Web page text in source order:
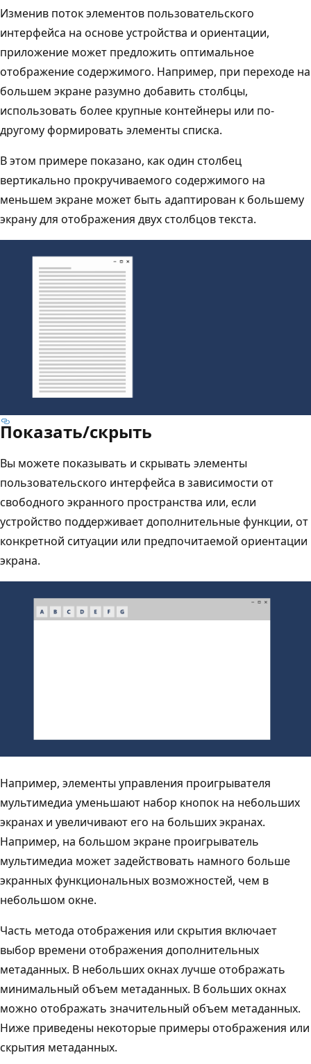
Изменив поток элементов пользовательского
интерфейса на основе устройства и ориентации,
приложение может предложить оптимальное
отображение содержимого. Например, при переходе на
большем экране разумно добавить столбцы,
использовать более крупные контейнеры или по-
другому формировать элементы списка.
В этом примере показано, как один столбец
вертикально прокручиваемого содержимого на
меньшем экране может быть адаптирован к большему
экрану для отображения двух столбцов текста.
Показать/скрыть
Вы можете показывать и скрывать элементы
пользовательского интерфейса в зависимости от
свободного экранного пространства или, если
устройство поддерживает дополнительные функции, от
конкретной ситуации или предпочитаемой ориентации
экрана.
Например, элементы управления проигрывателя
мультимедиа уменьшают набор кнопок на небольших
экранах и увеличивают его на больших экранах.
Например, на большом экране проигрыватель
мультимедиа может задействовать намного больше
экранных функциональных возможностей, чем в
небольшом окне.
Часть метода отображения или скрытия включает
выбор времени отображения дополнительных
метаданных. В небольших окнах лучше отображать
минимальный объем метаданных. В больших окнах
можно отображать значительный объем метаданных.
Ниже приведены некоторые примеры отображения или
скрытия метаданных.